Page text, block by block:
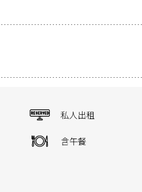
私人出租
含午餐